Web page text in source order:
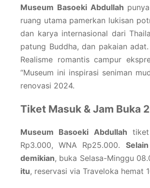
Museum Basoeki Abdullah
ruang utama pamerkan lukisan
dan karya internasional dari
patung Buddha, dan pakaian adat.
Realisme romantis campur
“Museum ini inspirasi seniman
renovasi 2024.
Tiket Masuk & Jam Buka
Museum Basoeki Abdullah
Rp3.000, WNA Rp25.000.
demikian, buka Selasa-Minggu
itu, reservasi via Traveloka hemat